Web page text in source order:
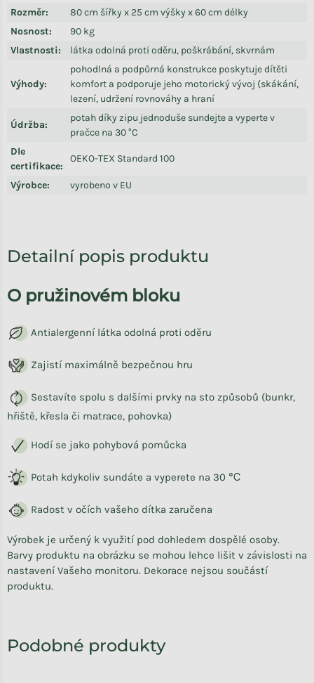
Rozměr:
80 cm šířky x 25 cm výšky x 60 cm délky
Nosnost:
90 kg
Vlastnosti: látka odolná proti oděru, poškrábání, skvrnám
Výhody:
pohodlná a podpůrná konstrukce poskytuje dítěti
komfort a podporuje jeho motorický vývoj (skákání,
lezení, udržení rovnováhy a hraní
Údržba:
potah díky zipu jednoduše sundejte a vyperte v
pračce na 30 °C
Dle
certifikace:
OEKO-TEX Standard 100
Výrobce: vyrobeno v EU
Detailní popis produktu
O pružinovém bloku
Antialergenní látka odolná proti oděru
Zajistí maximálně bezpečnou hru
Sestavíte spolu s dalšími prvky na sto způsobů (bunkr,
hřiště, křesla či matrace, pohovka)
Hodí se jako pohybová pomůcka
Potah kdykoliv sundáte a vyperete na 30 ℃
Radost v očích vašeho dítka zaručena
Výrobek je určený k využití pod dohledem dospělé osoby.
Barvy produktu na obrázku se mohou lehce lišit v závislosti na
nastavení Vašeho monitoru. Dekorace nejsou součástí
produktu.